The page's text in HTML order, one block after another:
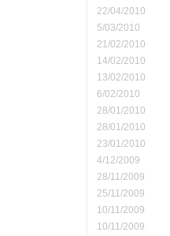
22/04/2010
5/03/2010
21/02/2010
14/02/2010
13/02/2010
6/02/2010
28/01/2010
28/01/2010
23/01/2010
4/12/2009
28/11/2009
25/11/2009
10/11/2009
10/11/2009